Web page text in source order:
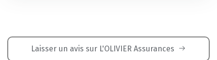
Laisser un avis sur L'OLIVIER Assurances